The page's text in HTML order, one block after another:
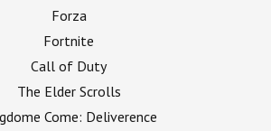
Forza
Fortnite
Call of Duty
The Elder Scrolls
Come: Deliverence